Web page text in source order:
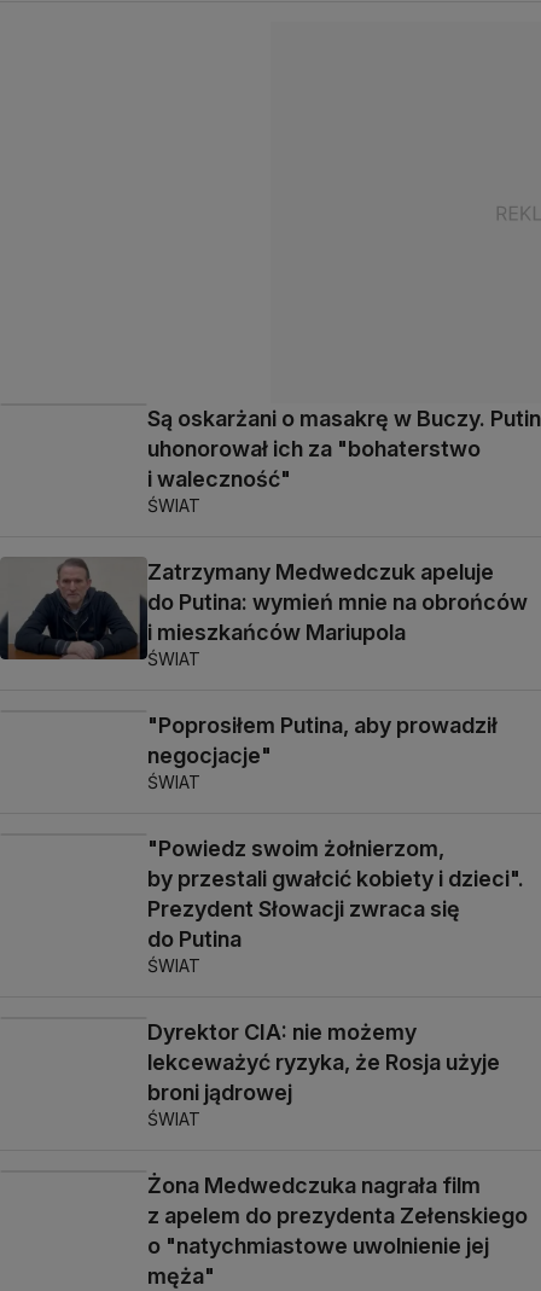
Są oskarżani o masakrę w Buczy. Putin
uhonorował ich za "bohaterstwo
i waleczność"
ŚWIAT
Zatrzymany Medwedczuk apeluje
do Putina: wymień mnie na obrońców
i mieszkańców Mariupola
ŚWIAT
"Poprosiłem Putina, aby prowadził
negocjacje"
ŚWIAT
"Powiedz swoim żołnierzom,
by przestali gwałcić kobiety i dzieci".
Prezydent Słowacji zwraca się
do Putina
ŚWIAT
Dyrektor CIA: nie możemy
lekceważyć ryzyka, że Rosja użyje
broni jądrowej
ŚWIAT
Żona Medwedczuka nagrała film
z apelem do prezydenta Zełenskiego
o "natychmiastowe uwolnienie jej
męża"